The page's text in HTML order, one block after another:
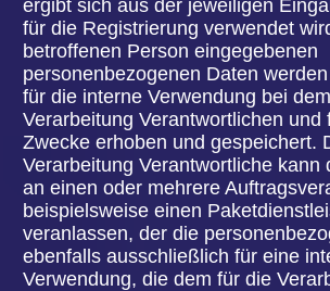
Solche über die in den Newslettern enthaltenen
Zählpixel erhobenen personenbezogenen Daten,
werden von dem für die Verarbeitung
Verantwortlichen gespeichert und ausgewertet, um
den Newsletterversand zu optimieren und den
Inhalt zukünftiger Newsletter noch besser den
Interessen der betroffenen Person anzupassen.
Diese personenbezogenen Daten werden nicht an
Dritte weitergegeben. Betroffene Personen sind
jederzeit berechtigt, die diesbezügliche
gesonderte, über das Double-Opt-In-Verfahren
abgegebene Einwilligungserklärung zu widerrufen.
Nach einem Widerruf werden diese
personenbezogenen Daten von dem für die
Verarbeitung Verantwortlichen gelöscht. Eine
Abmeldung vom Erhalt des Newsletters deutet die
Volksbühne Hanau e.V. automatisch als Widerruf.